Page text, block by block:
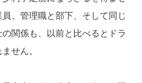
、管理職と部下、そして同じ
関係も、以前と比べるとドラ
せん。